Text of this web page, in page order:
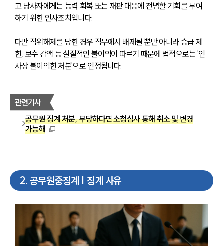
고 당사자에게는 능력 회복 또는 재판 대응에 전념할 기회를 부여
하기 위한 인사조치입니다.
다만 직위해제를 당한 경우 직무에서 배제될 뿐만 아니라 승급 제
한, 보수 감액 등 실질적인 불이익이 따르기 때문에 법적으로는 '인
사상 불이익한 처분'으로 인정됩니다.
관련기사
공무원 징계 처분, 부당하다면 소청심사 통해 취소 및 변경
가능해
2. 공무원중징계 | 징계 사유